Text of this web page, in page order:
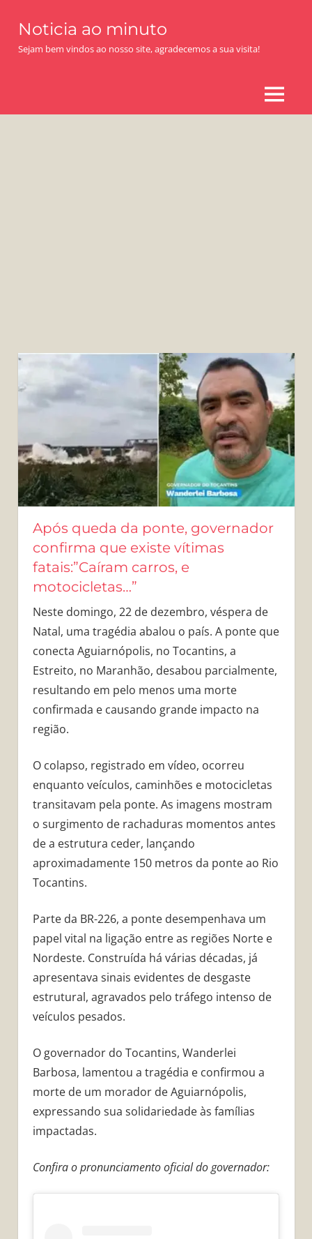
content
Noticia ao minuto
Sejam bem vindos ao nosso site, agradecemos a sua visita!
MENU
Após queda da ponte, governador
confirma que existe vítimas
fatais:”Caíram carros, e
motocicletas…”
Neste domingo, 22 de dezembro, véspera de
Natal, uma tragédia abalou o país. A ponte que
conecta Aguiarnópolis, no Tocantins, a
Estreito, no Maranhão, desabou parcialmente,
resultando em pelo menos uma morte
confirmada e causando grande impacto na
região.
O colapso, registrado em vídeo, ocorreu
enquanto veículos, caminhões e motocicletas
transitavam pela ponte. As imagens mostram
o surgimento de rachaduras momentos antes
de a estrutura ceder, lançando
aproximadamente 150 metros da ponte ao Rio
Tocantins.
Parte da BR-226, a ponte desempenhava um
papel vital na ligação entre as regiões Norte e
Nordeste. Construída há várias décadas, já
apresentava sinais evidentes de desgaste
estrutural, agravados pelo tráfego intenso de
veículos pesados.
O governador do Tocantins, Wanderlei
Barbosa, lamentou a tragédia e confirmou a
morte de um morador de Aguiarnópolis,
expressando sua solidariedade às famílias
impactadas.
Confira o pronunciamento oficial do governador: